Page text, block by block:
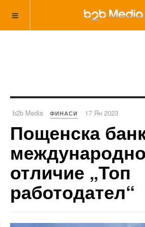
b2b Media ФИНАСИ 17 Ян 2023
Пощенска
международно
отличие „Топ
работодател“